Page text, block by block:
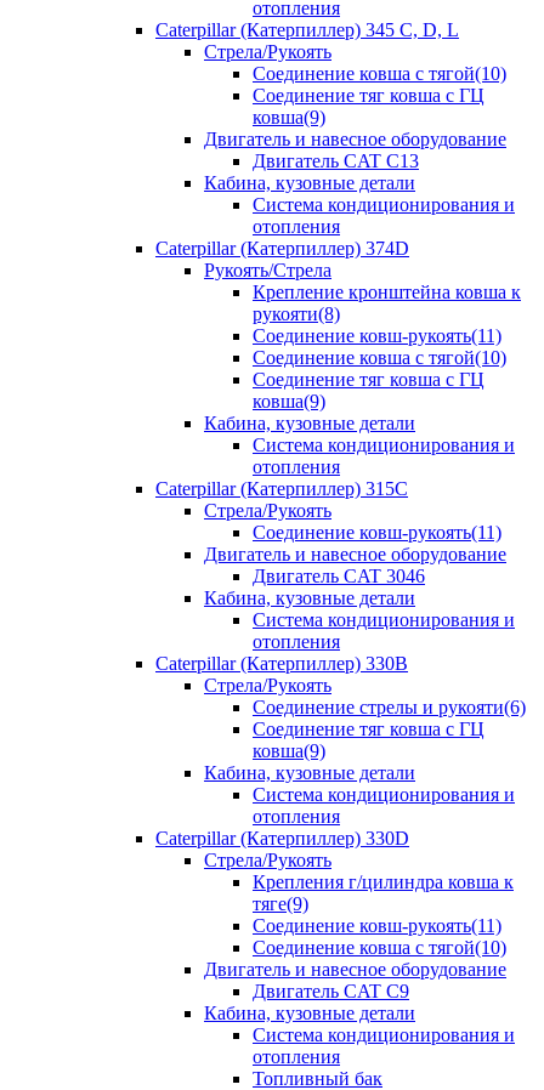
отопления
Caterpillar (Катерпиллер) 345 C, D, L
Стрела/Рукоять
Соединение ковша с тягой(10)
Соединение тяг ковша с ГЦ
ковша(9)
Двигатель и навесное оборудование
Двигатель CAT C13
Кабина, кузовные детали
Система кондиционирования и
отопления
Caterpillar (Катерпиллер) 374D
Рукоять/Стрела
Крепление кронштейна ковша к
рукояти(8)
Соединение ковш-рукоять(11)
Соединение ковша с тягой(10)
Соединение тяг ковша с ГЦ
ковша(9)
Кабина, кузовные детали
Система кондиционирования и
отопления
Caterpillar (Катерпиллер) 315C
Стрела/Рукоять
Соединение ковш-рукоять(11)
Двигатель и навесное оборудование
Двигатель CAT 3046
Кабина, кузовные детали
Система кондиционирования и
отопления
Caterpillar (Катерпиллер) 330B
Стрела/Рукоять
Соединение стрелы и рукояти(6)
Соединение тяг ковша с ГЦ
ковша(9)
Кабина, кузовные детали
Система кондиционирования и
отопления
Caterpillar (Катерпиллер) 330D
Стрела/Рукоять
Крепления г/цилиндра ковша к
тяге(9)
Соединение ковш-рукоять(11)
Соединение ковша с тягой(10)
Двигатель и навесное оборудование
Двигатель CAT C9
Кабина, кузовные детали
Система кондиционирования и
отопления
Топливный бак